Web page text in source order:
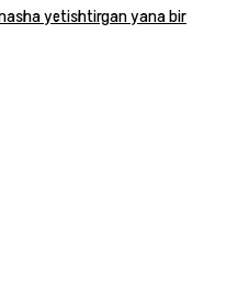
yetishtirgan yana bir